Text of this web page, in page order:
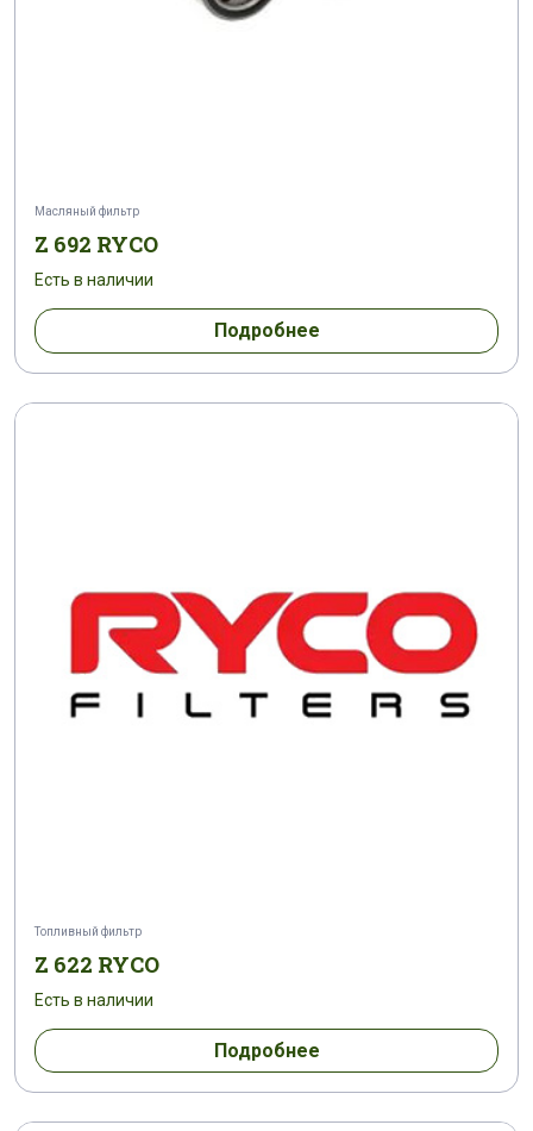
Масляный фильтр
Z 692 RYCO
Есть в наличии
Подробнее
Топливный фильтр
Z 622 RYCO
Есть в наличии
Подробнее